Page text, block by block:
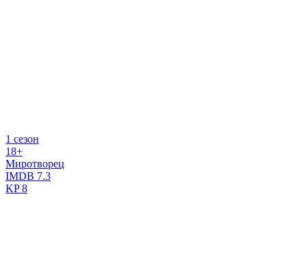
1 сезон
18+
Миротворец
IMDB 7.3
KP8